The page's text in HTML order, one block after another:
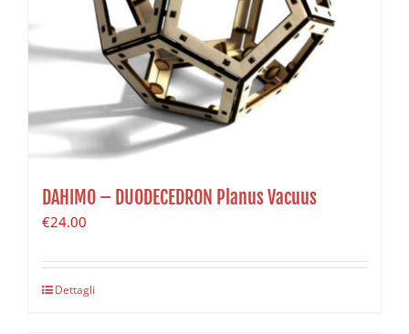
DAHIMO – DUODECEDRON Planus Vacuus
€24.00
Dettagli